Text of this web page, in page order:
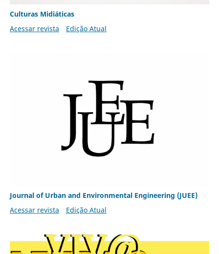
Culturas Midiáticas
Acessar revista
Edição Atual
Journal of Urban and Environmental Engineering (JUEE)
Acessar revista
Edição Atual